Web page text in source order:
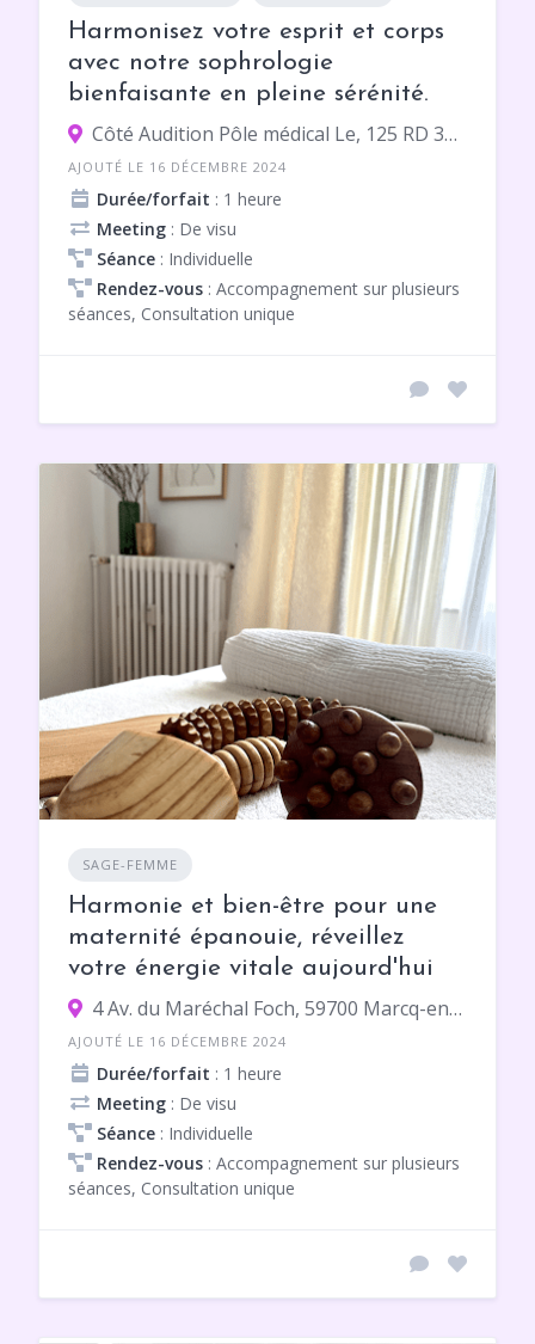
Harmonisez votre esprit et corps
avec notre sophrologie
bienfaisante en pleine sérénité.
Côté Audition Pôle médical Le, 125 RD 386, 69560 Saint-Romain-en-Gal
AJOUTÉ LE 16 DÉCEMBRE 2024
Durée/forfait : 1 heure
Meeting : De visu
Séance : Individuelle
Rendez-vous : Accompagnement sur plusieurs
séances, Consultation unique
SAGE-FEMME
Harmonie et bien-être pour une
maternité épanouie, réveillez
votre énergie vitale aujourd'hui
4 Av. du Maréchal Foch, 59700 Marcq-en-Barœul
AJOUTÉ LE 16 DÉCEMBRE 2024
Durée/forfait : 1 heure
Meeting : De visu
Séance : Individuelle
Rendez-vous : Accompagnement sur plusieurs
séances, Consultation unique